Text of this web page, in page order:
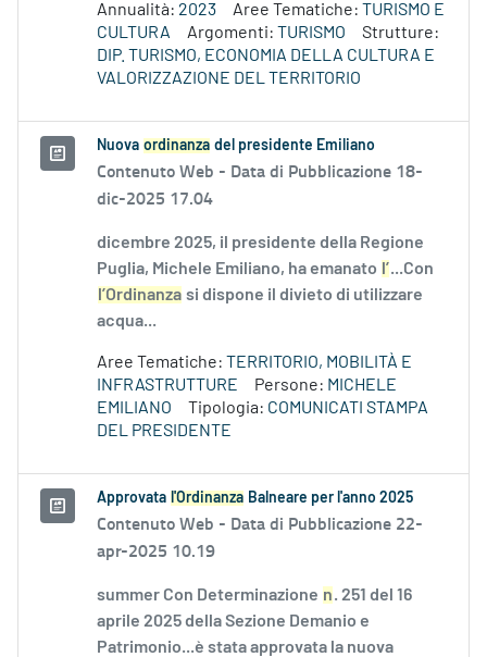
Annualità: 2023 Aree Tematiche: TURISMO E
CULTURA
Argomenti: TURISMO
Strutture:
DIP. TURISMO, ECONOMIA DELLA CULTURA E
VALORIZZAZIONE DEL TERRITORIO
Nuova ordinanza del presidente Emiliano
Contenuto Web - Data di Pubblicazione 18-
dic-2025 17.04
dicembre 2025, il presidente della Regione
Puglia, Michele Emiliano, ha emanato l’...Con
l’Ordinanza si dispone il divieto di utilizzare
acqua...
Aree Tematiche: TERRITORIO, MOBILITÀ E
INFRASTRUTTURE
Persone: MICHELE
EMILIANO
Tipologia: COMUNICATI STAMPA
DEL PRESIDENTE
Approvata l'Ordinanza Balneare per l'anno 2025
Contenuto Web - Data di Pubblicazione 22-
apr-2025 10.19
summer Con Determinazione n. 251 del 16
aprile 2025 della Sezione Demanio e
Patrimonio...è stata approvata la nuova